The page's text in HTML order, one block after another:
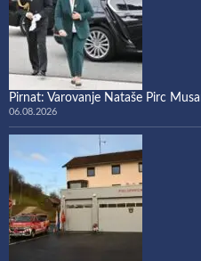
Pirnat: Varovanje Nataše Pirc
06.08.2026